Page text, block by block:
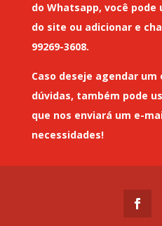
do Whatsapp, você pode
do site ou adicionar e
99269-3608.
Caso deseje agendar um
dúvidas, também pode
que nos enviará um e-
necessidades!